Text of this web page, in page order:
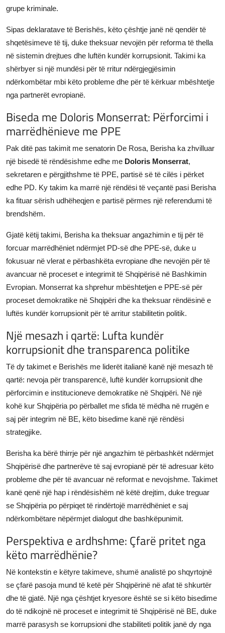
grupe kriminale.
Sipas deklaratave të Berishës, këto çështje janë në qendër të
shqetësimeve të tij, duke theksuar nevojën për reforma të thella
në sistemin drejtues dhe luftën kundër korrupsionit. Takimi ka
shërbyer si një mundësi për të rritur ndërgjegjësimin
ndërkombëtar mbi këto probleme dhe për të kërkuar mbështetje
nga partnerët evropianë.
Biseda me Doloris Monserrat: Përforcimi i
marrëdhënieve me PPE
Pak ditë pas takimit me senatorin De Rosa, Berisha ka zhvilluar
një bisedë të rëndësishme edhe me Doloris Monserrat,
sekretaren e përgjithshme të PPE, partisë së të cilës i përket
edhe PD. Ky takim ka marrë një rëndësi të veçantë pasi Berisha
ka fituar sërish udhëheqjen e partisë përmes një referendumi të
brendshëm.
Gjatë këtij takimi, Berisha ka theksuar angazhimin e tij për të
forcuar marrëdhëniet ndërmjet PD-së dhe PPE-së, duke u
fokusuar në vlerat e përbashkëta evropiane dhe nevojën për të
avancuar në proceset e integrimit të Shqipërisë në Bashkimin
Evropian. Monserrat ka shprehur mbështetjen e PPE-së për
proceset demokratike në Shqipëri dhe ka theksuar rëndësinë e
luftës kundër korrupsionit për të arritur stabilitetin politik.
Një mesazh i qartë: Lufta kundër
korrupsionit dhe transparenca politike
Të dy takimet e Berishës me liderët italianë kanë një mesazh të
qartë: nevoja për transparencë, luftë kundër korrupsionit dhe
përforcimin e institucioneve demokratike në Shqipëri. Në një
kohë kur Shqipëria po përballet me sfida të mëdha në rrugën e
saj për integrim në BE, këto bisedime kanë një rëndësi
strategjike.
Berisha ka bërë thirrje për një angazhim të përbashkët ndërmjet
Shqipërisë dhe partnerëve të saj evropianë për të adresuar këto
probleme dhe për të avancuar në reformat e nevojshme. Takimet
kanë qenë një hap i rëndësishëm në këtë drejtim, duke treguar
se Shqipëria po përpiqet të rindërtojë marrëdhëniet e saj
ndërkombëtare nëpërmjet dialogut dhe bashkëpunimit.
Perspektiva e ardhshme: Çfarë pritet nga
këto marrëdhënie?
Në kontekstin e këtyre takimeve, shumë analistë po shqyrtojnë
se çfarë pasoja mund të ketë për Shqipërinë në afat të shkurtër
dhe të gjatë. Një nga çështjet kryesore është se si këto bisedime
do të ndikojnë në proceset e integrimit të Shqipërisë në BE, duke
marrë parasysh se korrupsioni dhe stabiliteti politik janë dy nga